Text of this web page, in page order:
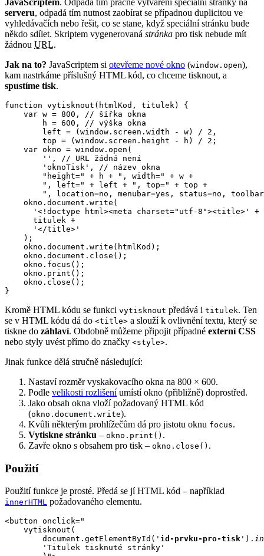
JavaScriptem. Odpadá tím pracné vytváření speciální stránky na
serveru, odpadá tím nutnost zaobírat se případnou duplicitou ve
vyhledávačích nebo řešit, co se stane, když speciální stránku bude
někdo sdílet. Skriptem vygenerovaná stránka pro tisk nebude mít
žádnou URL.
Jak na to? JavaScriptem si otevřeme nové okno (window.open),
kam nastrkáme příslušný HTML kód, co chceme tisknout, a
spustíme tisk.
function vytisknout(htmlKod, titulek) {
    var w = 800, // šířka okna
        h = 600, // výška okna
        left = (window.screen.width - w) / 2,
        top = (window.screen.height - h) / 2;
    var okno = window.open(
        '', // URL žádná není
        'oknoTisk', // název okna
        "height=" + h + ", width=" + w +
        ", left=" + left + ", top=" + top +
", location=no, menubar=yes, status=no,
    okno.document.write(
      '<!doctype html><meta charset="utf-8"><title>' +
      titulek +
      '</title>'
    );
    okno.document.write(htmlKod);
    okno.document.close();
    okno.focus();
    okno.print();
    okno.close();
}
Kromě HTML kódu se funkci vytisknout předává i titulek. Ten
se v HTML kódu dá do <title> a slouží k ovlivnění textu, který se
tiskne do záhlaví. Obdobně můžeme připojit případné externí CSS
nebo styly uvést přímo do značky <style>.
Jinak funkce dělá stručně následující:
Nastaví rozměr vyskakovacího okna na 800 × 600.
Podle velikosti rozlišeníumístí okno (přibližně) doprostřed.
Jako obsah okna vloží požadovaný HTML kód
(okno.document.write).
Kvůli některým prohlížečům dá pro jistotu oknu focus.
Vytiskne stránku – okno.print() .
Zavře okno s obsahem pro tisk – okno.close() .
Použití
Použití funkce je prosté. Předá se jí HTML kód – například
innerHTML požadovaného elementu.
<button onclick="
    vytisknout(
        document.getElementById('
id-prvku-pro-tisk ').
        'Titulek tisknuté stránky'